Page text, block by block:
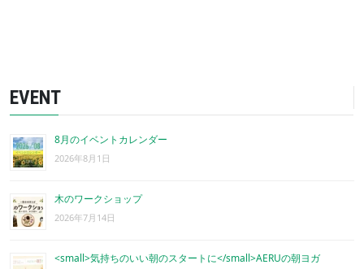
EVENT
8月のイベントカレンダー
2026年8月1日
木のワークショップ
2026年7月14日
<small>気持ちのいい朝のスタートに</small>AERUの朝ヨガ